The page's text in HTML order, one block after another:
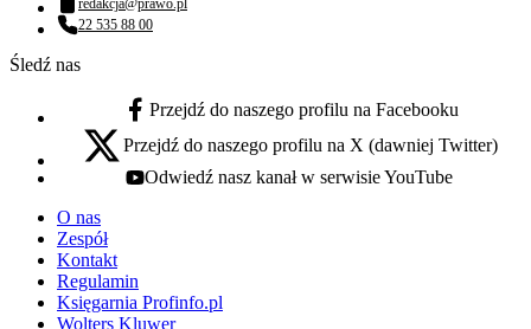
Adres email:
redakcja@prawo.pl
Numer telefonu:
22 535 88 00
Śledź nas
facebook - otwiera się w nowej karcie
Przejdź do naszego profilu na Facebooku
x - otwiera się w nowej karcie
Przejdź do naszego profilu na X (dawniej Twitter)
youtube - otwiera się w nowej karcie
Odwiedź nasz kanał w serwisie YouTube
O nas
Zespół
Kontakt
Regulamin
Księgarnia Profinfo.pl
Wolters Kluwer